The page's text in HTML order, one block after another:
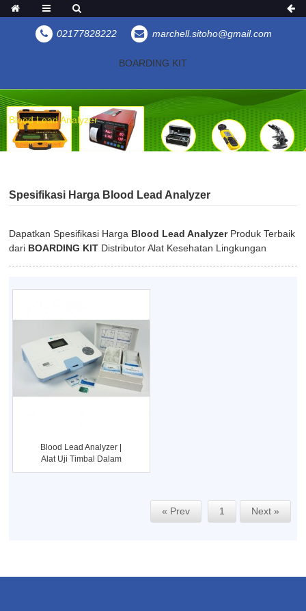
02177828222 marchell.sitoho@gmail.com
BOARDING KIT
Blood Lead Analyzer
Spesifikasi Harga Blood Lead Analyzer
Dapatkan Spesifikasi Harga Blood Lead AnalyzerProduk Terbaik
dari BOARDING KIT Distributor Alat Kesehatan Lingkungan
Blood Lead Analyzer |
Alat Uji Timbal Dalam
Darah
« Prev 1 Next »